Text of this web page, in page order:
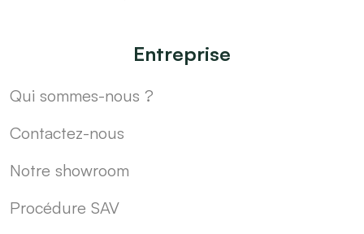
Entreprise
Qui sommes-nous ?
Contactez-nous
Notre showroom
Procédure SAV